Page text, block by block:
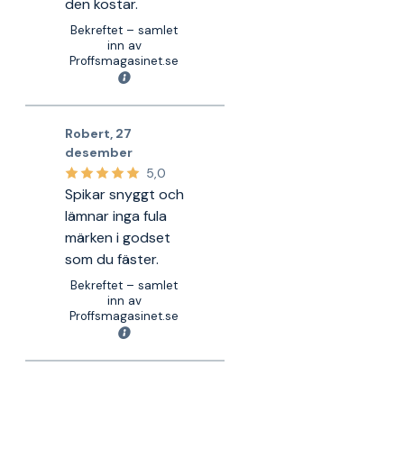
den kostar.
Bekreftet – samlet
inn av
Proffsmagasinet.se
Robert, 27
desember
5,0
Spikar snyggt och
lämnar inga fula
märken i godset
som du fäster.
Bekreftet – samlet
inn av
Proffsmagasinet.se